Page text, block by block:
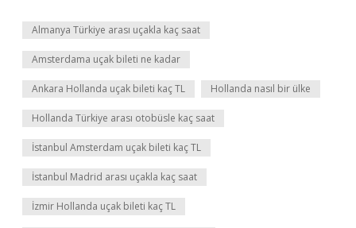
Almanya Türkiye arası uçakla kaç saat
Amsterdama uçak bileti ne kadar
Ankara Hollanda uçak bileti kaç TL Hollanda nasıl bir ülke
Hollanda Türkiye arası otobüsle kaç saat
İstanbul Amsterdam uçak bileti kaç TL
İstanbul Madrid arası uçakla kaç saat
İzmir Hollanda uçak bileti kaç TL